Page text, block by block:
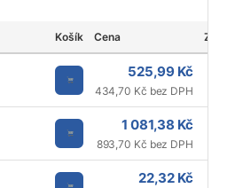
Košík Cena
525,99 Kč
434,70 Kč bez DPH
1 081,38 Kč
893,70 Kč bez DPH
22,32 Kč